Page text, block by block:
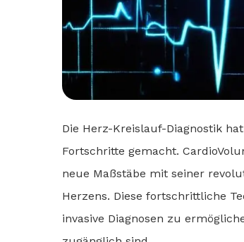
Die Herz-Kreislauf-Diagnostik
Fortschritte gemacht.
neue Maßstäbe mit seiner
Herzens. Diese fortschrittliche
invasive Diagnosen zu